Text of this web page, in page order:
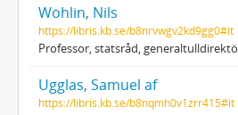
Wohlin, Nils
https://libris.kb.se/b8nrvwgv2kd9gg0#it
Professor, statsråd,
Ugglas, Samuel af
https://libris.kb.se/b8nqmh0v1zrr415#it